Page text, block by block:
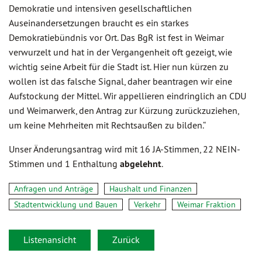
Demokratie und intensiven gesellschaftlichen
Auseinandersetzungen braucht es ein starkes
Demokratiebündnis vor Ort. Das BgR ist fest in Weimar
verwurzelt und hat in der Vergangenheit oft gezeigt, wie
wichtig seine Arbeit für die Stadt ist. Hier nun kürzen zu
wollen ist das falsche Signal, daher beantragen wir eine
Aufstockung der Mittel. Wir appellieren eindringlich an CDU
und Weimarwerk, den Antrag zur Kürzung zurückzuziehen,
um keine Mehrheiten mit Rechtsaußen zu bilden.“
Unser Änderungsantrag wird mit 16 JA-Stimmen, 22 NEIN-
Stimmen und 1 Enthaltung abgelehnt.
Anfragen und Anträge
Haushalt und Finanzen
Stadtentwicklung und Bauen
Verkehr Weimar Fraktion
Listenansicht Zurück